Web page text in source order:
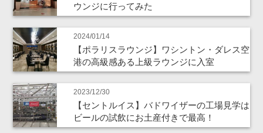
ウンジに行ってみた
2024/01/14
【ポラリスラウンジ】ワシントン・ダレス空
港の高級感ある上級ラウンジに入室
2023/12/30
【セントルイス】バドワイザーの工場見学は
ビールの試飲にお土産付きで最高！